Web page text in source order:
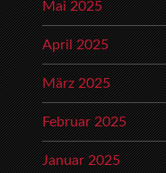
Mai 2025
April 2025
März 2025
Februar 2025
Januar 2025